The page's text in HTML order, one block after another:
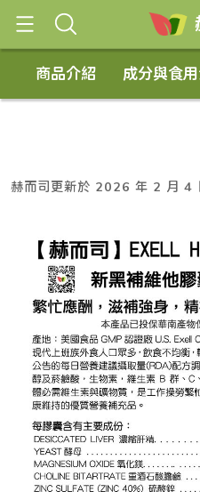
赫而司更新於 2026 年 2 月 4
商品介紹 成分與食